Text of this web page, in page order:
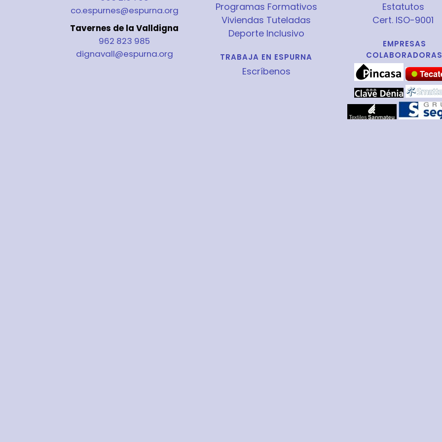
co.espurnes@espurna.org
Tavernes de la Valldigna
962 823 985
dignavall@espurna.org
Programas Formativos
Viviendas Tuteladas
Deporte Inclusivo
TRABAJA EN ESPURNA
Escríbenos
Estatutos
Cert. ISO-9001
EMPRESAS
COLABORADORAS